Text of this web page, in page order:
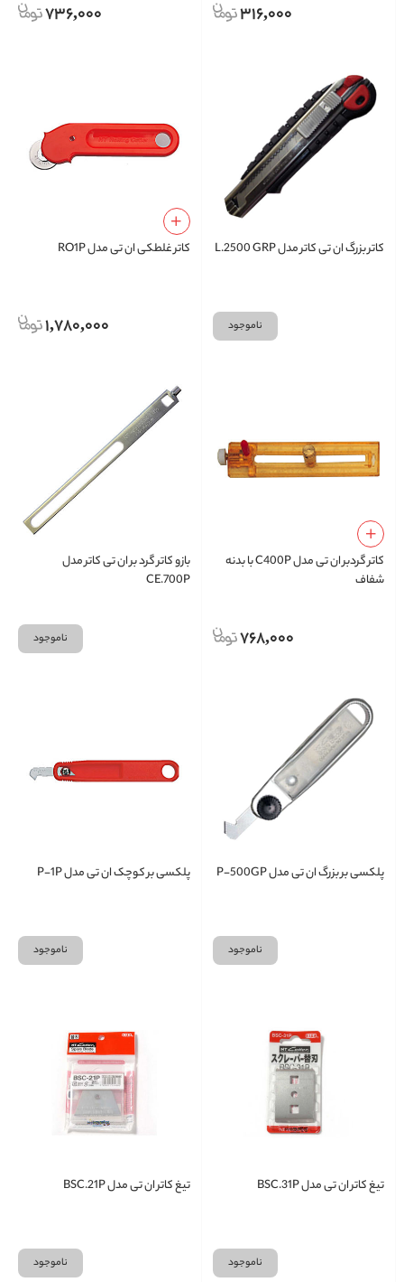
316,000
736,000
کاتر بزرگ ان تی کاتر مدل L.2500 GRP
ناموجود
کاتر غلطکی ان تی مدل RO1P
1,780,000
کاتر گردبر ان تی مدل C400P با بدنه
شفاف
768,000
بازو کاتر گرد بر ان تی کاتر مدل
CE.700P
ناموجود
پلکسی بر بزرگ ان تی مدل P-500GP
ناموجود
پلکسی بر کوچک ان تی مدل P-1P
ناموجود
تیغ کاتر ان تی مدل BSC.31P
ناموجود
تیغ کاتر ان تی مدل BSC.21P
ناموجود